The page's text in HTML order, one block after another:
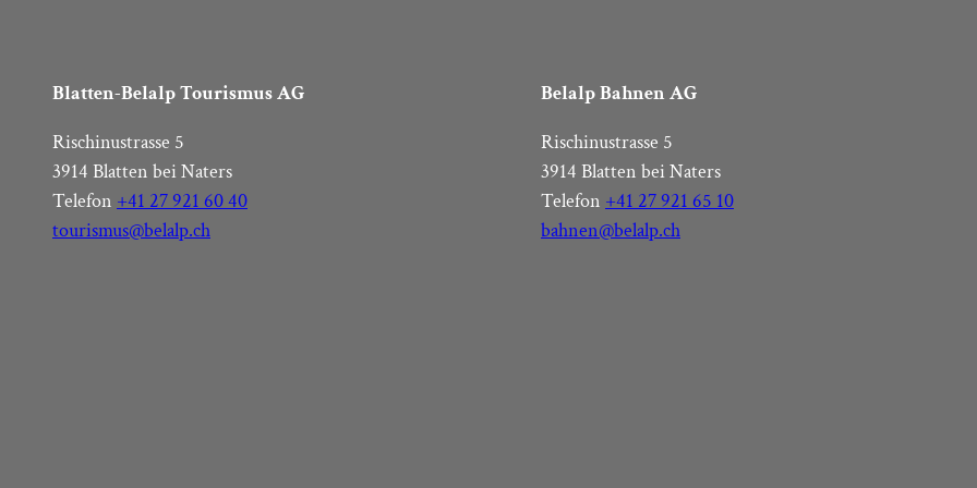
Blatten-Belalp Tourismus AG
Rischinustrasse 5
3914 Blatten bei Naters
Telefon +41 27 921 60 40
tourismus@belalp.ch
Belalp Bahnen AG
Rischinustrasse 5
3914 Blatten bei Naters
Telefon +41 27 921 65 10
bahnen@belalp.ch